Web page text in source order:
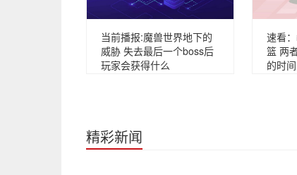
当前播报:魔兽世界地下的
威胁 失去最后一个boss后
玩家会获得什么
速看
篮 两
的时
精彩新闻